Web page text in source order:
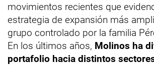
movimientos recientes que
estrategia de expansión más
grupo controlado por la familia
En los últimos años, Molinos ha
portafolio hacia distintos